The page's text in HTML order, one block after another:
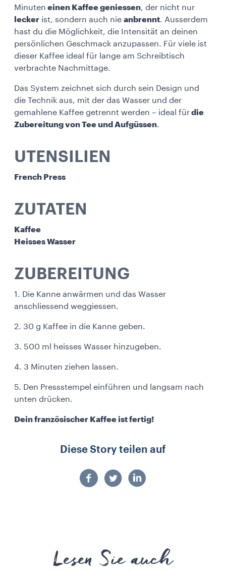
Minuten einen Kaffee geniessen, der nicht nur
lecker ist, sondern auch nie anbrennt. Ausserdem
hast du die Möglichkeit, die Intensität an deinen
persönlichen Geschmack anzupassen. Für viele ist
dieser Kaffee ideal für lange am Schreibtisch
verbrachte Nachmittage.
Das System zeichnet sich durch sein Design und
die Technik aus, mit der das Wasser und der
gemahlene Kaffee getrennt werden – ideal fürdie
Zubereitung von Tee und Aufgüssen.
UTENSILIEN
French Press
ZUTATEN
Kaffee
Heisses Wasser
ZUBEREITUNG
1. Die Kanne anwärmen und das Wasser
anschliessend weggiessen.
2. 30 g Kaffee in die Kanne geben.
3. 500 ml heisses Wasser hinzugeben.
4. 3 Minuten ziehen lassen.
5. Den Pressstempel einführen und langsam nach
unten drücken.
Dein französischer Kaffee ist fertig!
Diese Story teilen auf
Lesen Sie auch